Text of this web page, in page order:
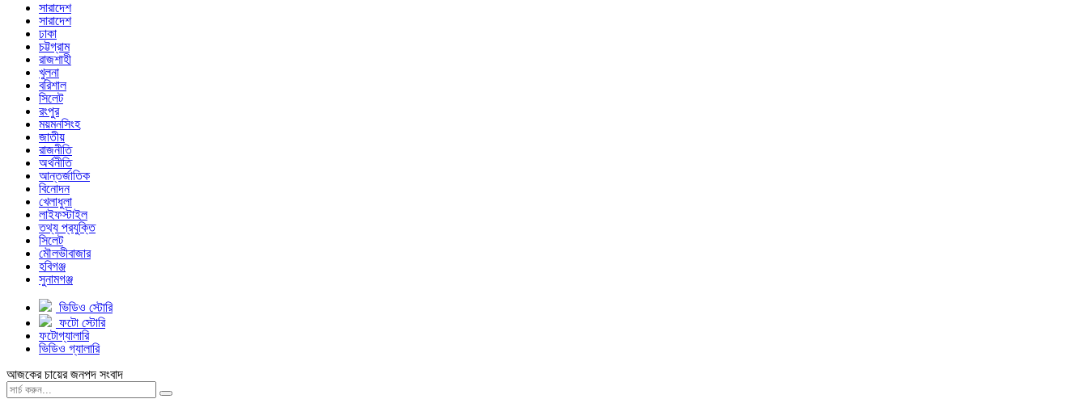
সারাদেশ
সারাদেশ
ঢাকা
চট্টগ্রাম
রাজশাহী
খুলনা
বরিশাল
সিলেট
রংপুর
ময়মনসিংহ
জাতীয়
রাজনীতি
অর্থনীতি
আন্তর্জাতিক
বিনোদন
খেলাধুলা
লাইফস্টাইল
তথ্য প্রযুক্তি
সিলেট
মৌলভীবাজার
হবিগঞ্জ
সুনামগঞ্জ
ভিডিও স্টোরি
ফটো স্টোরি
ফটোগ্যালারি
ভিডিও গ্যালারি
আজকের চায়ের জনপদ সংবাদ